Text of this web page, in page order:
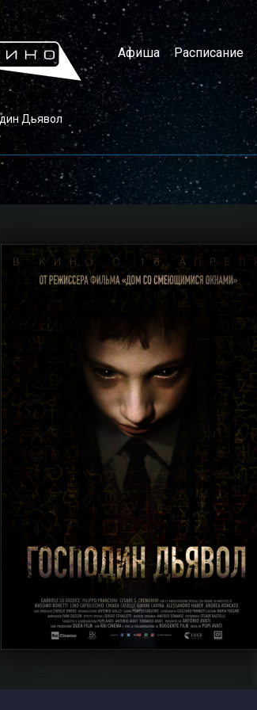
Афиша Расписание
Дьявол